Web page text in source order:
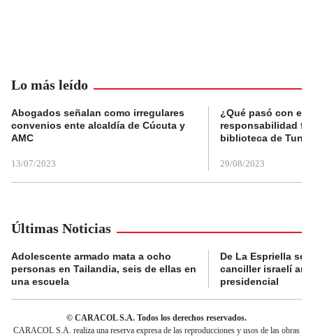
Lo más leído
Abogados señalan como irregulares
convenios ente alcaldía de Cúcuta y
AMC
13/07/2023
¿Qué pasó con el
responsabilidad
biblioteca de
29/08/2023
Últimas Noticias
Adolescente armado mata a ocho
personas en Tailandia, seis de ellas en
una escuela
De La Espriella se
canciller israelí
presidencial
© CARACOL S.A. Todos los derechos reservados.
CARACOL S.A. realiza una reserva expresa de las reproducciones y usos de las obras